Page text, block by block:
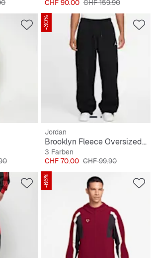
Preis
CHF 90.00 Originalpreis
CHF 159.90
-30%
Jordan
Brooklyn Fleece Oversized Open-Hem Pants
3 Farben
Preis
CHF 70.00 Originalpreis
CHF 99.90
-66%